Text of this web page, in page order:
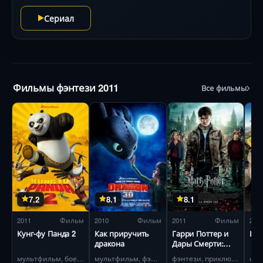
переносящие в мир летающих островов, и роковой
выбор между верностью и предательством.
Сериал
Фильмы фэнтези 2011 Все фильмы
7.2
2011 Фильм
Кунг-фу Панда 2
8.1
2010 Фильм
Как приручить
дракона
8.1
2011 Фильм
Гарри Поттер и
Дары Смерти:
2010